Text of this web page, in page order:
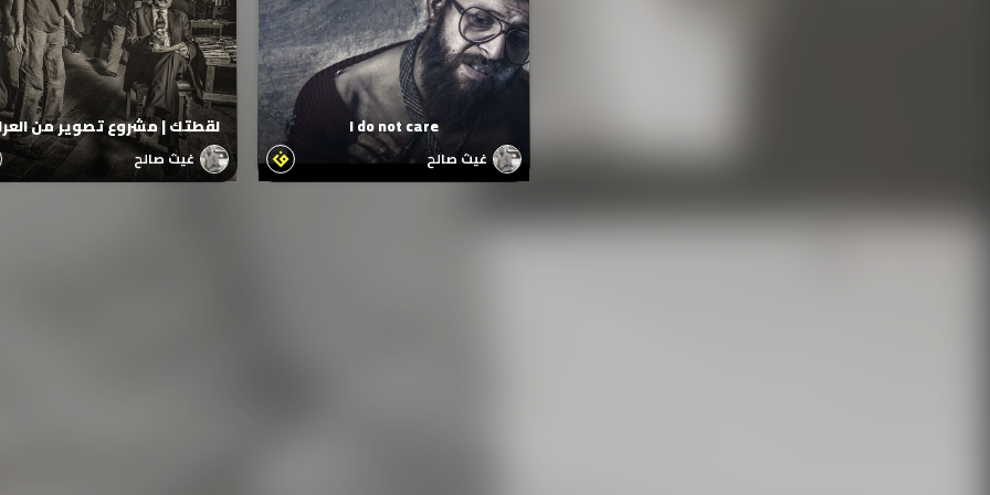
I do not care
غيث صالح
لقطتك | مشروع تصوير من
غيث صالح